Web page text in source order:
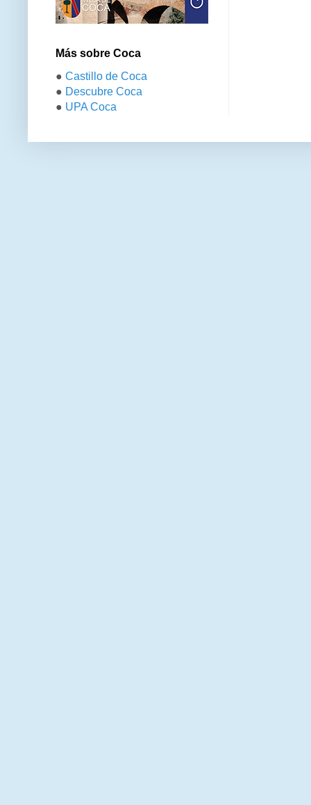
Más sobre Coca
● Castillo de Coca
● Descubre Coca
● UPA Coca